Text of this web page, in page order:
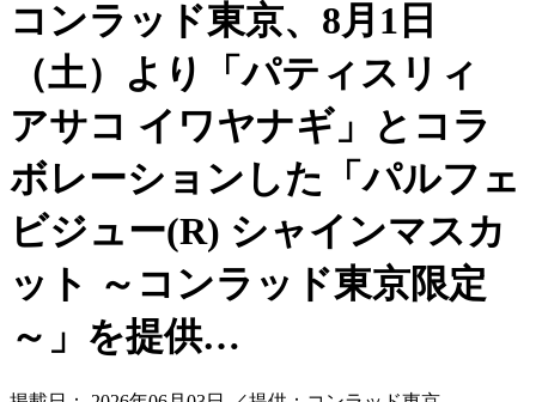
コンラッド東京、8月1日
（土）より「パティスリィ
アサコ イワヤナギ」とコラ
ボレーションした「パルフェ
ビジュー(R) シャインマスカ
ット ～コンラッド東京限定
～」を提供…